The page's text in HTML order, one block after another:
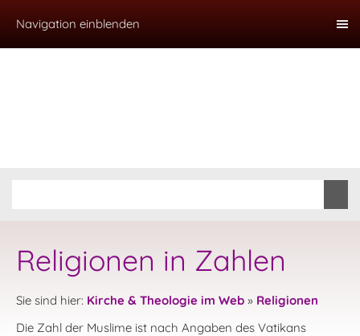
Navigation einblenden
Religionen in Zahlen
Sie sind hier: Kirche & Theologie im Web » Religionen
Die Zahl der Muslime ist nach Angaben des Vatikans